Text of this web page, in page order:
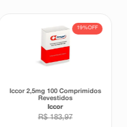
19%OFF
Iccor 2,5mg 100 Comprimidos
Revestidos
Iccor
R$ 183,97